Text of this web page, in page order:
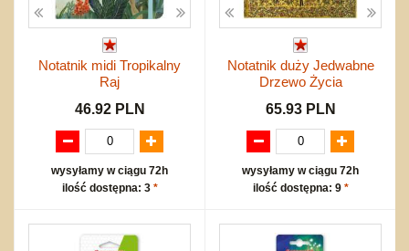
Notatnik midi Tropikalny
Raj
46.92 PLN
wysyłamy w ciągu 72h
ilość dostępna: 3 *
Notatnik duży Jedwabne
Drzewo Życia
65.93 PLN
wysyłamy w ciągu 72h
ilość dostępna: 9 *